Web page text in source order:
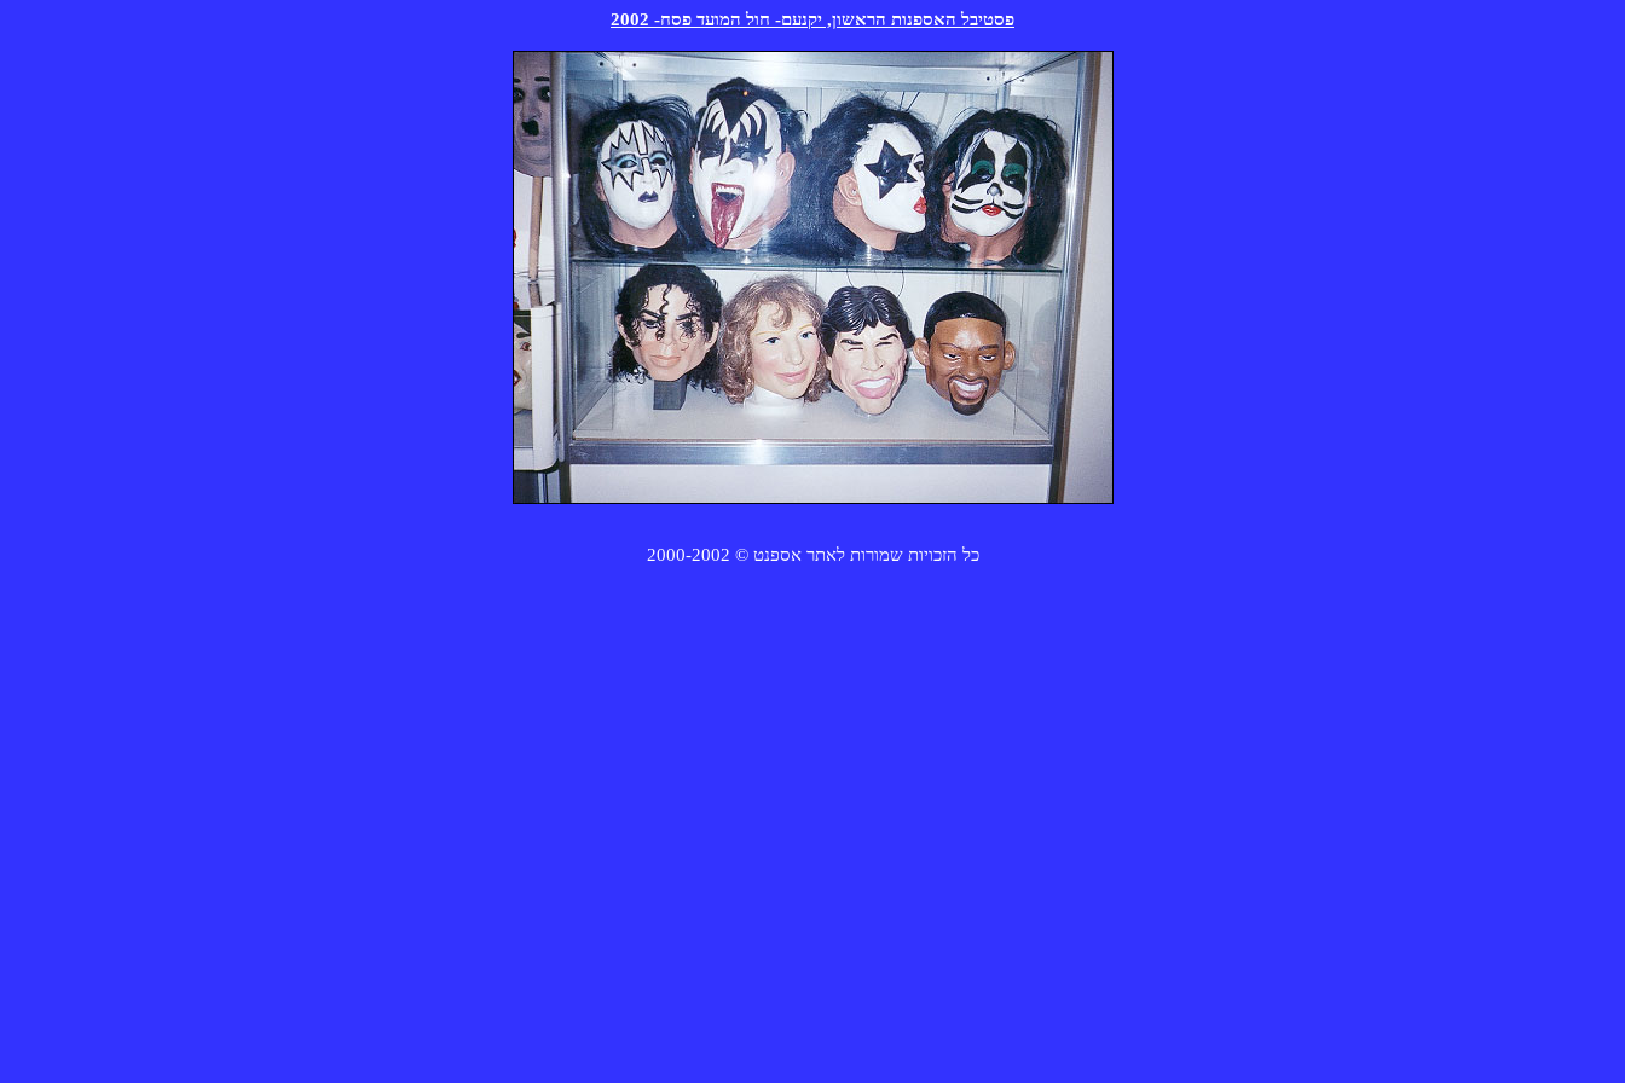
2002 -חספ דעומה לוח -םענקי ,ןושארה תונפסאה לביטספ
2000-2002 © טנפסא רתאל תורומש תויוכזה לכ